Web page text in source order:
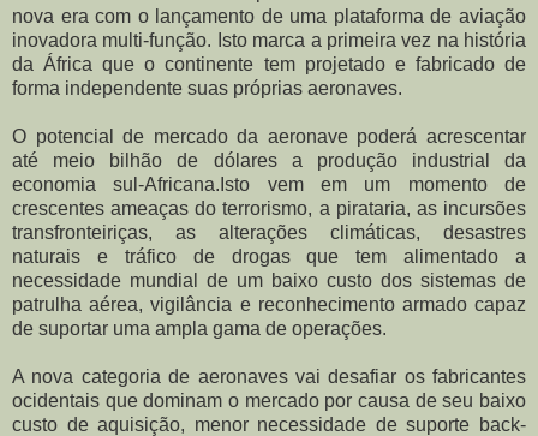
nova era com o lançamento de uma plataforma de aviação
inovadora multi-função. Isto marca a primeira vez na história
da África que o continente tem projetado e fabricado de
forma independente suas próprias aeronaves.
O potencial de mercado da aeronave poderá acrescentar
até meio bilhão de dólares a produção industrial da
economia sul-Africana. Isto vem em um momento de
crescentes ameaças do terrorismo, a pirataria, as incursões
transfronteiriças, as alterações climáticas, desastres
naturais e tráfico de drogas que tem alimentado a
necessidade mundial de um baixo custo dos sistemas de
patrulha aérea, vigilância e reconhecimento armado capaz
de suportar uma ampla gama de operações.
A nova categoria de aeronaves vai desafiar os fabricantes
ocidentais que dominam o mercado por causa de seu baixo
custo de aquisição, menor necessidade de suporte back-